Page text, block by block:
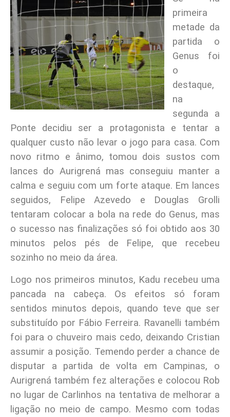
primeira
metade da
partida o
Genus foi
o
destaque,
na
segunda a
Ponte decidiu ser a protagonista e tentar a
qualquer custo não levar o jogo para casa. Com
novo ritmo e ânimo, tomou dois sustos com
lances do Aurigrená mas conseguiu manter a
calma e seguiu com um forte ataque. Em lances
seguidos, Felipe Azevedo e Douglas Grolli
tentaram colocar a bola na rede do Genus, mas
o sucesso nas finalizações só foi obtido aos 30
minutos pelos pés de Felipe, que recebeu
sozinho no meio da área.
Logo nos primeiros minutos, Kadu recebeu uma
pancada na cabeça. Os efeitos só foram
sentidos minutos depois, quando teve que ser
substituído por Fábio Ferreira. Ravanelli também
foi para o chuveiro mais cedo, deixando Cristian
assumir a posição. Temendo perder a chance de
disputar a partida de volta em Campinas, o
Aurigrená também fez alterações e colocou Rob
no lugar de Carlinhos na tentativa de melhorar a
ligação no meio de campo. Mesmo com todas